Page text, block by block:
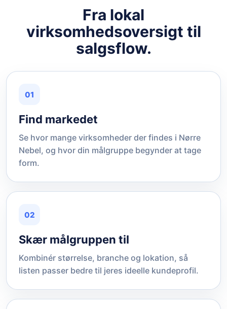
Fra lokal
virksomhedsoversigt til
salgsflow.
01
Find markedet
Se hvor mange virksomheder der findes i Nørre
Nebel, og hvor din målgruppe begynder at tage
form.
02
Skær målgruppen til
Kombinér størrelse, branche og lokation, så
listen passer bedre til jeres ideelle kundeprofil.